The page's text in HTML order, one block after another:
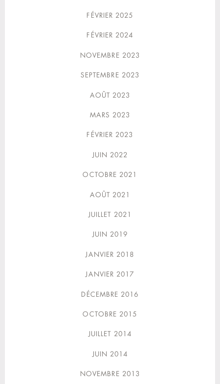
FÉVRIER 2025
FÉVRIER 2024
NOVEMBRE 2023
SEPTEMBRE 2023
AOÛT 2023
MARS 2023
FÉVRIER 2023
JUIN 2022
OCTOBRE 2021
AOÛT 2021
JUILLET 2021
JUIN 2019
JANVIER 2018
JANVIER 2017
DÉCEMBRE 2016
OCTOBRE 2015
JUILLET 2014
JUIN 2014
NOVEMBRE 2013